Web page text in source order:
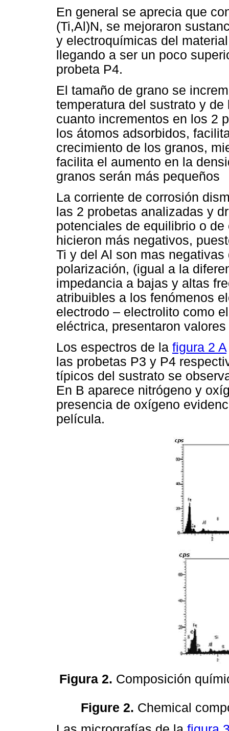
En general se aprecia que
(Ti,Al)N, se mejoraron
y electroquímicas del
llegando a ser un poco
probeta P4.
El tamaño de grano se
temperatura del sustrato y
cuanto incrementos en los 2
los átomos adsorbidos,
crecimiento de los granos,
facilita el aumento en la
granos serán más pequeños
La corriente de corrosión
las 2 probetas analizadas y
potenciales de equilibrio o
hicieron más negativos,
Ti y del Al son mas
polarización, (igual a la
impedancia a bajas y altas
atribuibles a los fenómenos
electrodo – electrolito como
eléctrica, presentaron
Los espectros de la figura 2 A
las probetas P3 y P4
típicos del sustrato se
En B aparece nitrógeno y
presencia de oxígeno
película.
Figura 2. Composición
Figure 2. Chemical